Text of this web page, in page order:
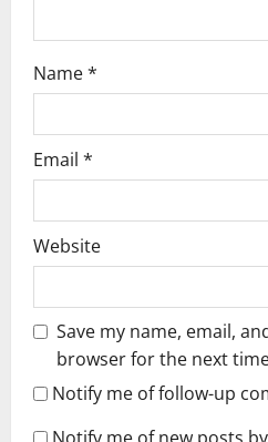
Name*
Email *
Website
Save my name, email,
browser for the next
Notify me of follow-up